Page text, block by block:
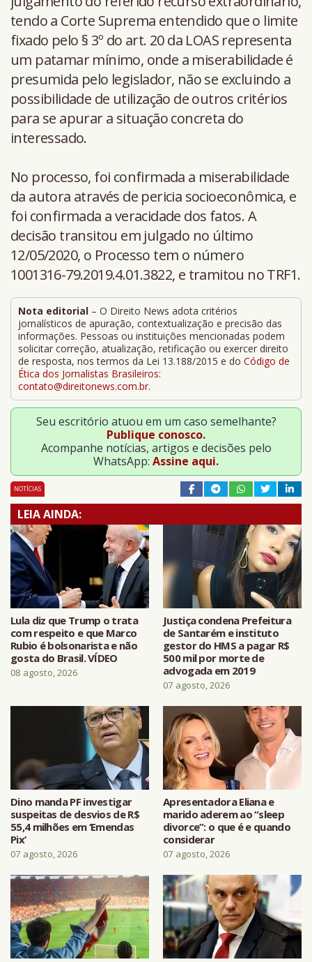
tendo a Corte Suprema entendido que o limite
fixado pelo § 3º do art. 20 da LOAS representa
um patamar mínimo, onde a miserabilidade é
presumida pelo legislador, não se excluindo a
possibilidade de utilização de outros critérios
para se apurar a situação concreta do
interessado.
No processo, foi confirmada a miserabilidade
da autora através de pericia socioeconômica, e
foi confirmada a veracidade dos fatos. A
decisão transitou em julgado no último
12/05/2020, o Processo tem o número
1001316-79.2019.4.01.3822, e tramitou no TRF1.
Nota editorial – O Direito News adota critérios
jornalísticos de apuração, contextualização e precisão das
informações. Pessoas ou instituições mencionadas podem
solicitar correção, atualização, retificação ou exercer direito
de resposta, nos termos da Lei 13.188/2015 e do Código de
Ética dos Jornalistas Brasileiros:
contato@direitonews.com.br.
Seu escritório atuou em um caso semelhante?
Publique conosco.
Acompanhe notícias, artigos e decisões pelo
WhatsApp: Assine aqui.
NOTÍCIAS
LEIA AINDA:
Lula diz que Trump o trata
com respeito e que Marco
Rubio é bolsonarista e não
gosta do Brasil. VÍDEO
08 agosto, 2026
Justiça condena Prefeitura
de Santarém e instituto
gestor do HMS a pagar R$
500 mil por morte de
advogada em 2019
07 agosto, 2026
Dino manda PF investigar
suspeitas de desvios de R$
55,4 milhões em ‘Emendas
Pix’
07 agosto, 2026
Apresentadora Eliana e
marido aderem ao “sleep
divorce”: o que é e quando
considerar
07 agosto, 2026